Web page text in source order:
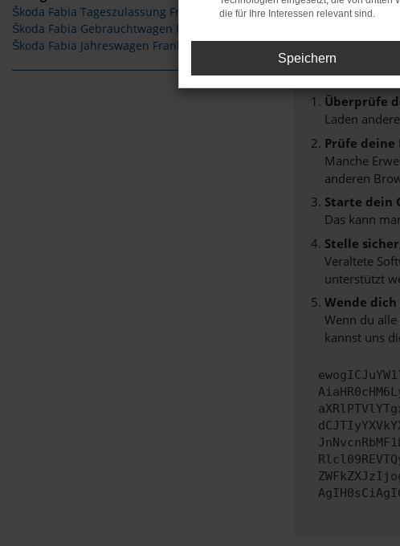
Škoda Fabia Tageszulassung Frankenberg
Škoda Fabia Gebrauchtwagen Frankenberg
Škoda Fabia Jahreswagen Frankenberg
Fehler:
Beim Laden ist
Hier sind ein
Überprüfe
Laden
Prüfe deine
Manche
anderen
Starte dein
Das kann
Stelle
Veraltete
unterstützt
Wende
Wenn du
kannst uns
die für Ihre Interessen relevant sind.
Speichern